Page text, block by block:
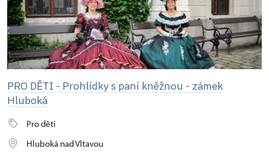
PRO DĚTI - Prohlídky s paní kněžnou - zámek
Hluboká
Pro děti
Hluboká nad Vltavou